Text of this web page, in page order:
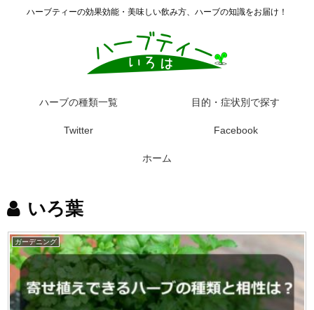
ハーブティーの効果効能・美味しい飲み方、ハーブの知識をお届け！
ハーブの種類一覧 目的・症状別で探す
Twitter Facebook
ホーム
いろ葉
ガーデニング